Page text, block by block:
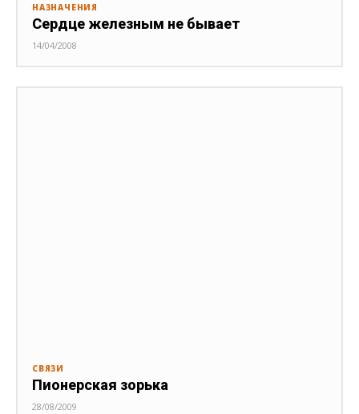
НАЗНАЧЕНИЯ
Сердце железным не бывает
14/04/2008
СВЯЗИ
Пионерская зорька
28/08/2009